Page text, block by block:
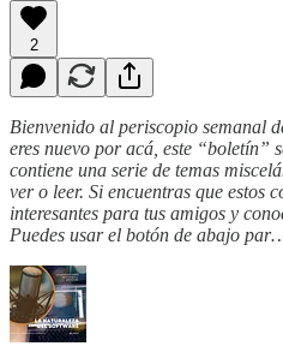
2
Bienvenido al periscopio semanal
eres nuevo por acá, este “boletín”
contiene una serie de temas
ver o leer. Si encuentras que estos
interesantes para tus amigos y
Puedes usar el botón de abajo